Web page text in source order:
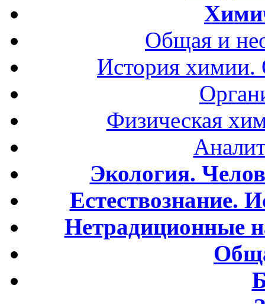
Общая и
История
Физическая
Экология.
Естествознание.
Нетрадиционные